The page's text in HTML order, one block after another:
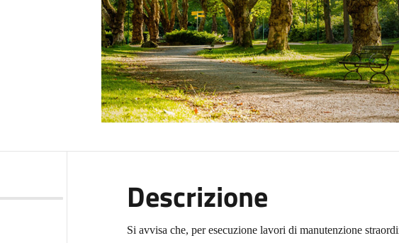
Descrizione
Si avvisa che, per esecuzione lavori di manutenzione